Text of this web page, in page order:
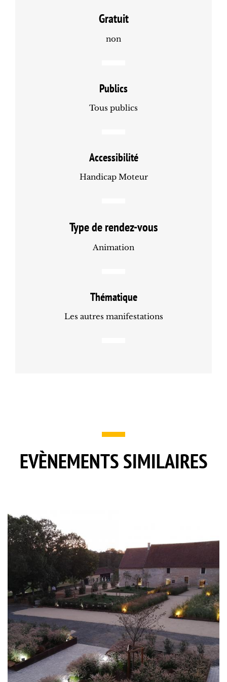
Gratuit
non
Publics
Tous publics
Accessibilité
Handicap Moteur
Type de rendez-vous
Animation
Thématique
Les autres manifestations
EVÈNEMENTS SIMILAIRES